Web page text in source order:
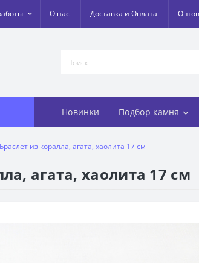
О нас Доставка и Оплата
Новинки Подбор камня
Браслет из коралла, агата, хаолита 17 см
агата, хаолита 17 см